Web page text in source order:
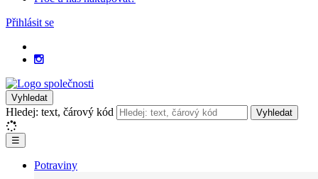
Přihlásit se
Vyhledat
Hledej: text, čárový kód Vyhledat
☰
Potraviny